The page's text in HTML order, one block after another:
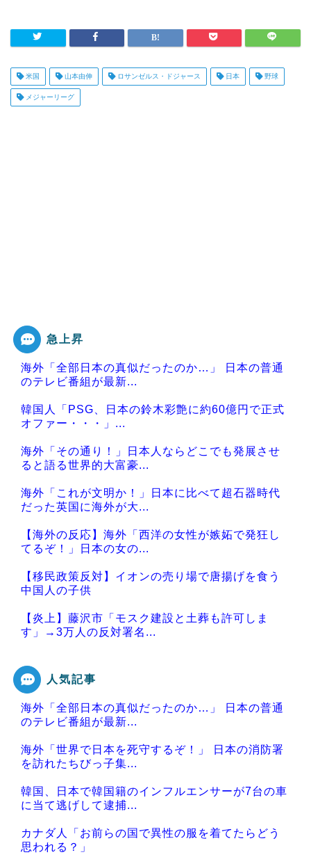
米国 山本由伸 ロサンゼルス・ドジャース 日本 野球
メジャーリーグ
急上昇
海外「全部日本の真似だったのか…」 日本の普通
のテレビ番組が最新...
韓国人「PSG、日本の鈴木彩艶に約60億円で正式
オファー・・・」...
海外「その通り！」日本人ならどこでも発展させ
ると語る世界的大富豪...
海外「これが文明か！」日本に比べて超石器時代
だった英国に海外が大...
【海外の反応】海外「西洋の女性が嫉妬で発狂し
てるぞ！」日本の女の...
【移民政策反対】イオンの売り場で唐揚げを食う
中国人の子供
【炎上】藤沢市「モスク建設と土葬も許可しま
す」→3万人の反対署名...
Powered by livedoor 相互RSS
人気記事
海外「全部日本の真似だったのか…」 日本の普通
のテレビ番組が最新...
海外「世界で日本を死守するぞ！」 日本の消防署
を訪れたちびっ子集...
韓国、日本で韓国籍のインフルエンサーが7台の車
に当て逃げして逮捕...
カナダ人「お前らの国で異性の服を着てたらどう
思われる？」